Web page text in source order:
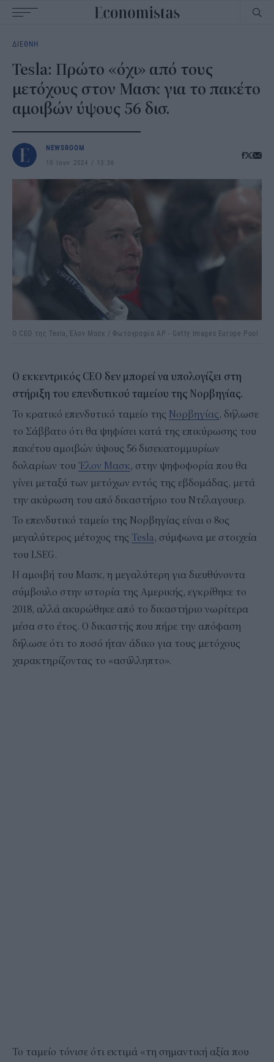
navigation
ΔΙΕΘΝΗ
Tesla: Πρώτο «όχι» από τους
μετόχους στον Μασκ για το πακέτο
αμοιβών ύψους 56 δισ.
NEWSROOM
10 Ιουν 2024
13:36
O CEO της Tesla, Έλον Μασκ / Φωτογραφία AP - Getty Images Europe Pool
Ο εκκεντρικός CEO δεν μπορεί να υπολογίζει στη
στήριξη του επενδυτικού ταμείου της Νορβηγίας.
Το κρατικό επενδυτικό ταμείο της Νορβηγίας, δήλωσε
το Σάββατο ότι θα ψηφίσει κατά της επικύρωσης του
πακέτου αμοιβών ύψους 56 δισεκατομμυρίων
δολαρίων του Έλον Μασκ, στην ψηφοφορία που θα
γίνει μεταξύ των μετόχων εντός της εβδομάδας, μετά
την ακύρωση του από δικαστήριο του Ντέλαγουερ.
Το επενδυτικό ταμείο της Νορβηγίας είναι ο 8ος
μεγαλύτερος μέτοχος της Tesla, σύμφωνα με στοιχεία
του LSEG.
Η αμοιβή του Μασκ, η μεγαλύτερη για διευθύνοντα
σύμβουλο στην ιστορία της Αμερικής, εγκρίθηκε το
2018, αλλά ακυρώθηκε από το δικαστήριο νωρίτερα
μέσα στο έτος. Ο δικαστής που πήρε την απόφαση
δήλωσε ότι το ποσό ήταν άδικο για τους μετόχους
χαρακτηρίζοντας το «ασύλληπτο».
Το ταμείο τόνισε ότι εκτιμά «τη σημαντική αξία που